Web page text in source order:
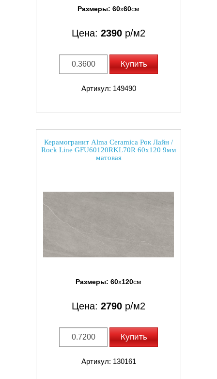
Размеры: 60x60см
Цена: 2390 р/м2
Купить
Артикул: 149490
Керамогранит Alma Ceramica Рок Лайн /
Rock Line GFU60120RKL70R 60x120 9мм
матовая
Размеры: 60x120см
Цена: 2790 р/м2
Купить
Артикул: 130161